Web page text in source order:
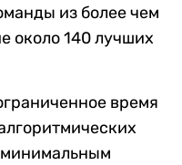
из более чем
около 140 лучших
время
минимальным